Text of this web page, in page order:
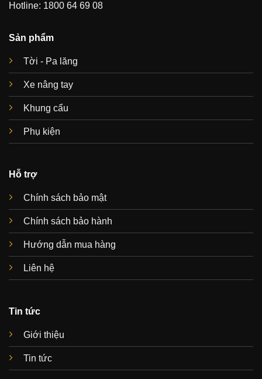
Hotline: 1800 64 69 08
Sản phẩm
Tời - Pa lăng
Xe nâng tay
Khung cẩu
Phụ kiện
Hỗ trợ
Chính sách bảo mật
Chính sách bảo hành
Hướng dẫn mua hàng
Liên hệ
Tin tức
Giới thiệu
Tin tức